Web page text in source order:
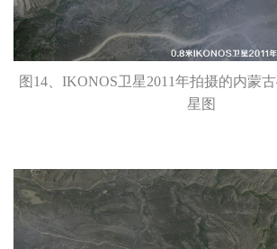
图14、IKONOS卫星2011年拍摄的内蒙
星图